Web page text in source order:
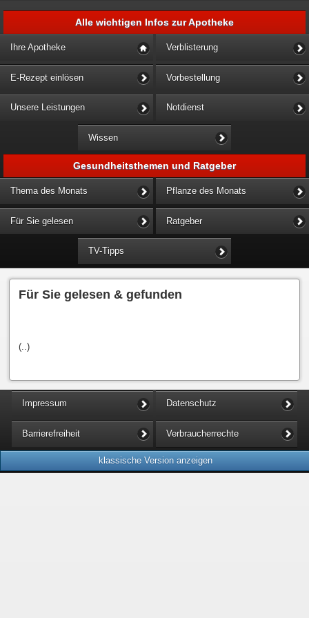
Alle wichtigen Infos zur Apotheke
Ihre Apotheke Verblisterung
E-Rezept einlösen Vorbestellung
Unsere Leistungen Notdienst
Wissen
Gesundheitsthemen und Ratgeber
Thema des Monats Pflanze des Monats
Für Sie gelesen Ratgeber
TV-Tipps
Für Sie gelesen & gefunden
(..)
Impressum Datenschutz
Barrierefreiheit Verbraucherrechte
klassische Version anzeigen